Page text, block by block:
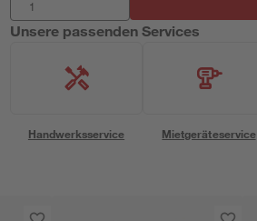
Unsere passenden Services
Handwerksservice Mietgeräteservice